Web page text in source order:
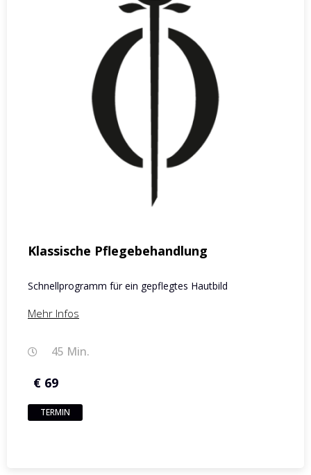
Klassische Pflegebehandlung
Schnellprogramm für ein gepflegtes Hautbild
Mehr Infos
45 Min.
€ 69
TERMIN